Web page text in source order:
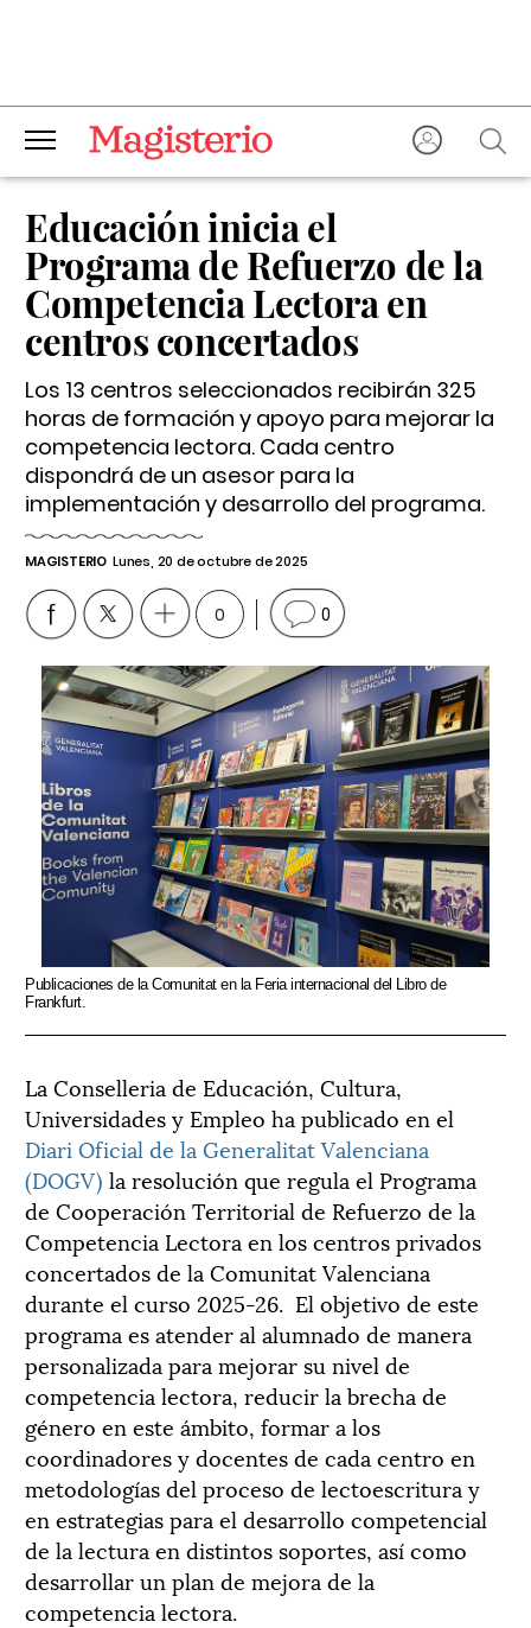
Educación inicia el
Programa de Refuerzo de la
Competencia Lectora en
centros concertados
Los 13 centros seleccionados recibirán 325
horas de formación y apoyo para mejorar la
competencia lectora. Cada centro
dispondrá de un asesor para la
implementación y desarrollo del programa.
MAGISTERIO Lunes, 20 de octubre de 2025
0 0
Publicaciones de la Comunitat en la Feria internacional del Libro de
Frankfurt.
La Conselleria de Educación, Cultura,
Universidades y Empleo ha publicado en el
Diari Oficial de la Generalitat Valenciana
(DOGV) la resolución que regula el Programa
de Cooperación Territorial de Refuerzo de la
Competencia Lectora en los centros privados
concertados de la Comunitat Valenciana
durante el curso 2025-26. El objetivo de este
programa es atender al alumnado de manera
personalizada para mejorar su nivel de
competencia lectora, reducir la brecha de
género en este ámbito, formar a los
coordinadores y docentes de cada centro en
metodologías del proceso de lectoescritura y
en estrategias para el desarrollo competencial
de la lectura en distintos soportes, así como
desarrollar un plan de mejora de la
competencia lectora.